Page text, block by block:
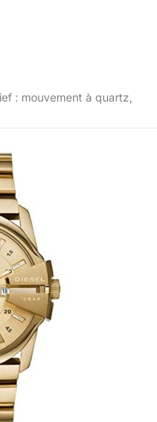
: mouvement à quartz,